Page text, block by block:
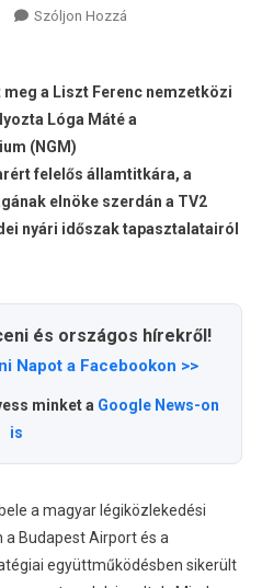
Szóljon HozzáA
Dönt
Meg
Liszt
Ferenc-
Forgalma
a Liszt Ferenc nemzetközi
Lóga Máté a
(NGM)
felelős államtitkára, a
elnöke szerdán a TV2
nyári időszak tapasztalatairól
és országos hírekről!
Napot a Facebookon >>
minket a Google News-on
is
a magyar légiközlekedési
Budapest Airport és a
együttműködésben sikerült